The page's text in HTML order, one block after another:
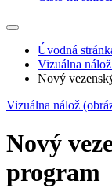
Úvodná
Vizuálna
Nový
Vizuálna nálož
Nový
program